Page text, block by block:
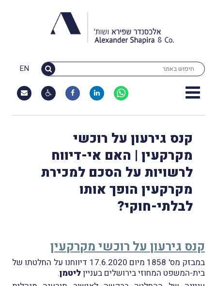
EN
קנס גירעון על רוכשי
מקרקעין | האם אי-דיווח
לרשויות על הסכם למכירת
מקרקעין הופך אותו
לבלתי-חוקי?
קנס גירעון על רוכשי מקרקעין
במבזק מס' 1858 מיום 17.6.2020 דיווחנו על החלטתו של
בית-המשפט המחוזי בירושלים בענייןליטמן.